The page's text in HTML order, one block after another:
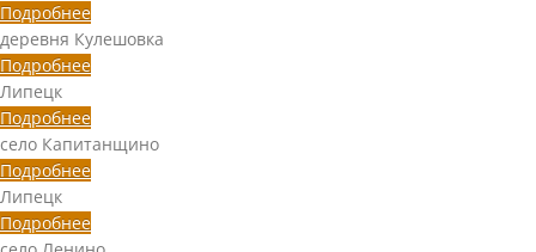
Подробнее
деревня Кулешовка
Подробнее
Липецк
Подробнее
село Капитанщино
Подробнее
Липецк
Подробнее